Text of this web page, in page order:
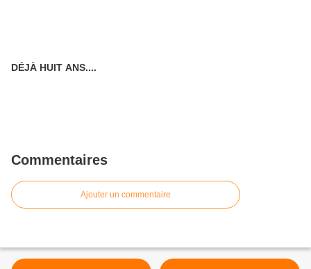
DÉJÀ HUIT ANS....
Commentaires
Ajouter un commentaire